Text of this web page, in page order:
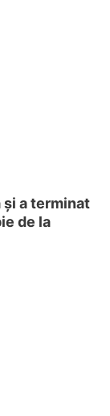
și a terminat
de la